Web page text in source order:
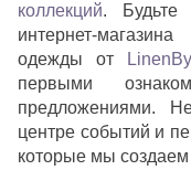
коллекций. Будьте
интернет-
одежды от
первыми
предложениями.
центре событий и
которые мы